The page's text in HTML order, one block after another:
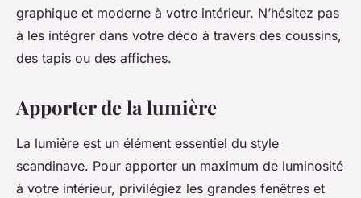
graphique et moderne à votre intérieur. N’hésitez pas
à les intégrer dans votre déco à travers des coussins,
des tapis ou des affiches.
Apporter de la lumière
La lumière est un élément essentiel du style
scandinave. Pour apporter un maximum de luminosité
à votre intérieur, privilégiez les grandes fenêtres et